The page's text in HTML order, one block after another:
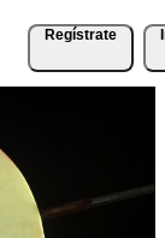
Regístrate